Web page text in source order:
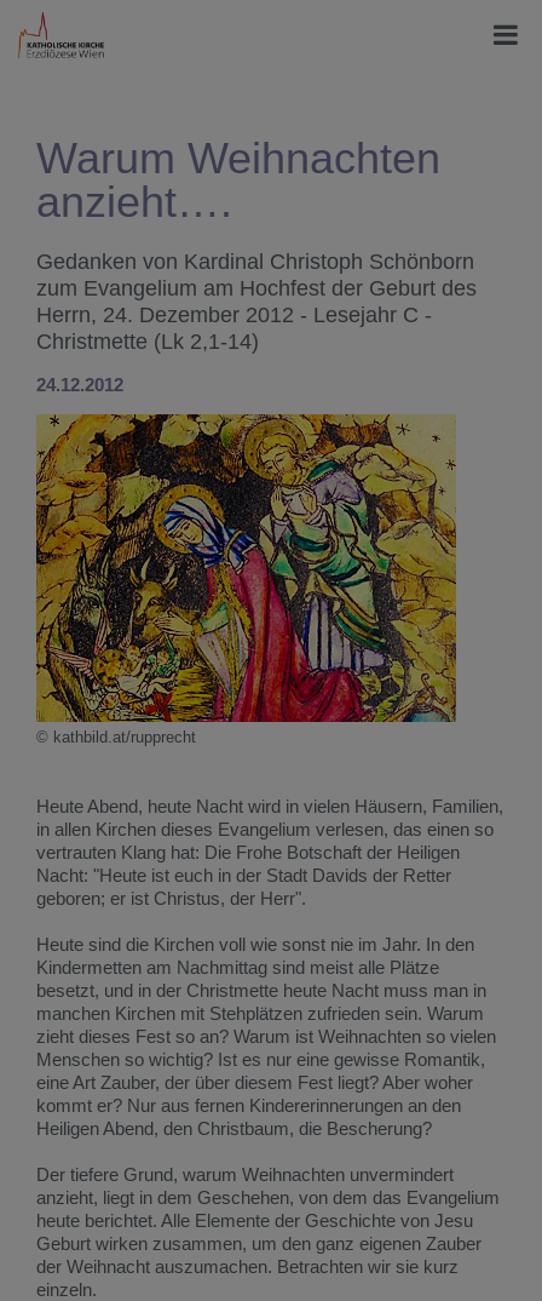
Warum Weihnachten
anzieht….
Gedanken von Kardinal Christoph Schönborn
zum Evangelium am Hochfest der Geburt des
Herrn, 24. Dezember 2012 - Lesejahr C -
Christmette (Lk 2,1-14)
24.12.2012
© kathbild.at/rupprecht
Heute Abend, heute Nacht wird in vielen Häusern, Familien,
in allen Kirchen dieses Evangelium verlesen, das einen so
vertrauten Klang hat: Die Frohe Botschaft der Heiligen
Nacht: "Heute ist euch in der Stadt Davids der Retter
geboren; er ist Christus, der Herr".
Heute sind die Kirchen voll wie sonst nie im Jahr. In den
Kindermetten am Nachmittag sind meist alle Plätze
besetzt, und in der Christmette heute Nacht muss man in
manchen Kirchen mit Stehplätzen zufrieden sein. Warum
zieht dieses Fest so an? Warum ist Weihnachten so vielen
Menschen so wichtig? Ist es nur eine gewisse Romantik,
eine Art Zauber, der über diesem Fest liegt? Aber woher
kommt er? Nur aus fernen Kindererinnerungen an den
Heiligen Abend, den Christbaum, die Bescherung?
Der tiefere Grund, warum Weihnachten unvermindert
anzieht, liegt in dem Geschehen, von dem das Evangelium
heute berichtet. Alle Elemente der Geschichte von Jesu
Geburt wirken zusammen, um den ganz eigenen Zauber
der Weihnacht auszumachen. Betrachten wir sie kurz
einzeln.